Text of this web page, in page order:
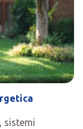
sistemi